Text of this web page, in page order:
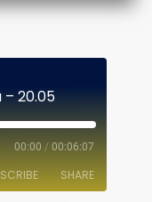
– 20.05
00:00 / 00:06:07
SHARE